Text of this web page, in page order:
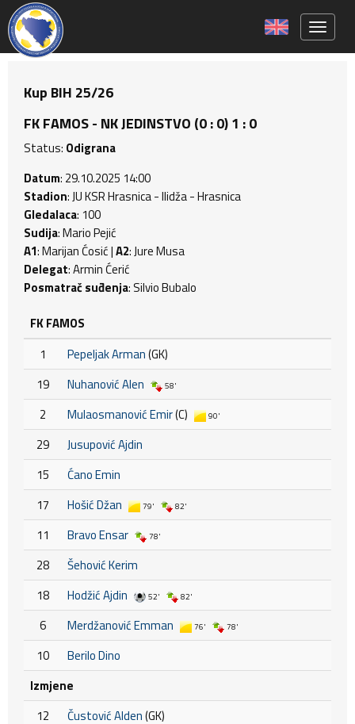
Kup BIH 25/26
FK FAMOS - NK JEDINSTVO (0 : 0) 1 : 0
Status: Odigrana
Datum: 29.10.2025 14:00
Stadion: JU KSR Hrasnica - Ilidža - Hrasnica
Gledalaca: 100
Sudija: Mario Pejić
A1: Marijan Ćosić |A2: Jure Musa
Delegat: Armin Ćerić
Posmatrač suđenja: Silvio Bubalo
FK FAMOS
1
Pepeljak Arman(GK)
19
Nuhanović Alen 58'
2 Mulaosmanović Emir(C) 90'
29
Jusupović Ajdin
15
Ćano Emin
17
Hošić Džan 79' 82'
11 Bravo Ensar 78'
28
Šehović Kerim
18
Hodžić Ajdin 52' 82'
6 Merdžanović Emman 76' 78'
10
Berilo Dino
Izmjene
12
Čustović Alden(GK)